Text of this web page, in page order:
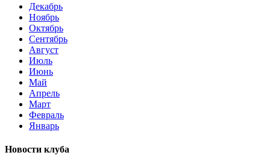
Декабрь
Ноябрь
Октябрь
Сентябрь
Август
Июль
Июнь
Май
Апрель
Март
Февраль
Январь
Новости клуба